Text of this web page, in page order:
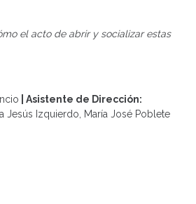
el acto de abrir y socializar estas
| Asistente de Dirección:
Jesús Izquierdo, María José Poblete